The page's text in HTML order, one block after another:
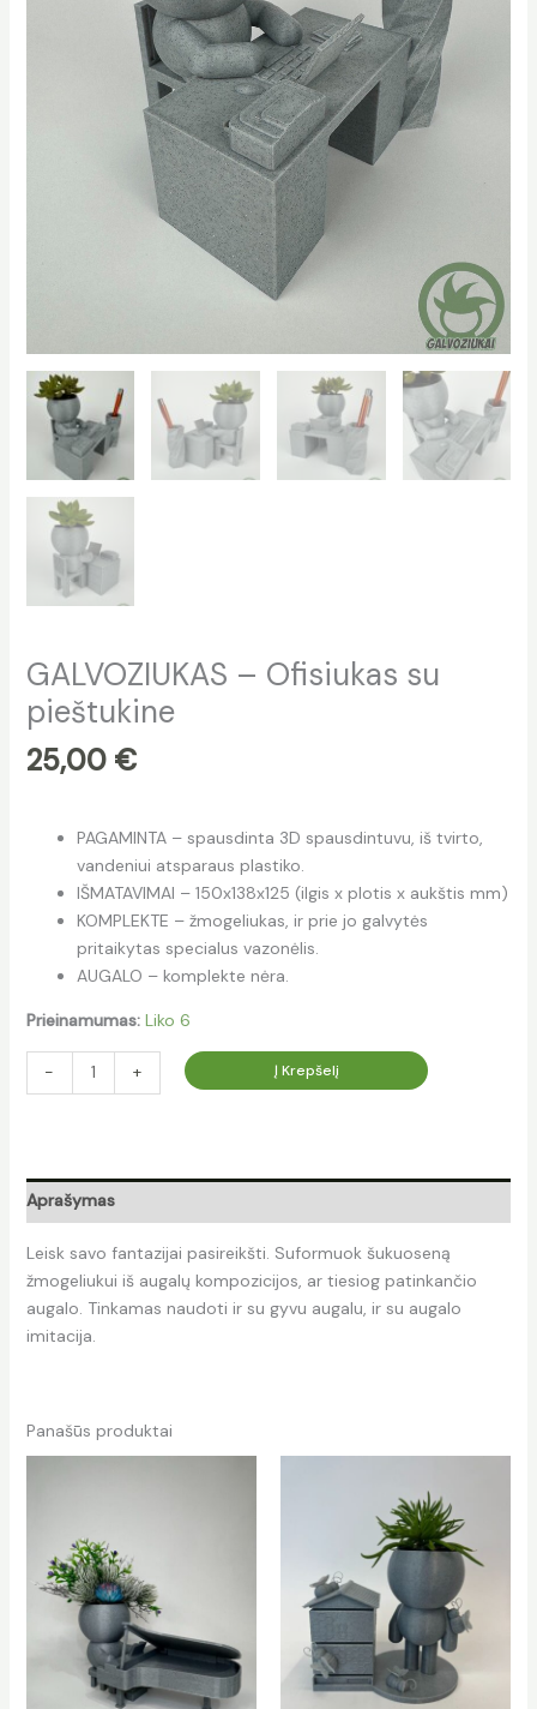
GALVOZIUKAS – Ofisiukas su
pieštukine
25,00 €
PAGAMINTA – spausdinta 3D spausdintuvu, iš tvirto,
vandeniui atsparaus plastiko.
IŠMATAVIMAI – 150x138x125 (ilgis x plotis x aukštis mm)
KOMPLEKTE – žmogeliukas, ir prie jo galvytės
pritaikytas specialus vazonėlis.
AUGALO – komplekte nėra.
Prieinamumas: Liko 6
- + Į Krepšelį
Aprašymas
Leisk savo fantazijai pasireikšti. Suformuok šukuoseną
žmogeliukui iš augalų kompozicijos, ar tiesiog patinkančio
augalo. Tinkamas naudoti ir su gyvu augalu, ir su augalo
imitacija.
Panašūs produktai